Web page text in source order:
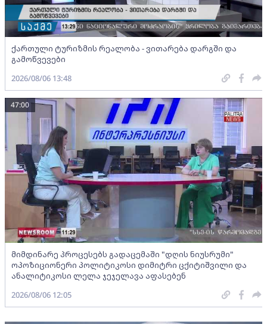
ქართული ტურიზმის რეალობა - ვითარება დარგში და
გამოწვევები
2026/08/06 13:48
მიმდინარე პროცესებს გადაცემაში "დღის ნიუსრუმი"
ოპოზიციონერი პოლიტიკოსი დიმიტრი ცქიტიშვილი და
ანალიტიკოსი ლელა ჯეჯელავა აფასებენ
47:00
2026/08/06 12:05